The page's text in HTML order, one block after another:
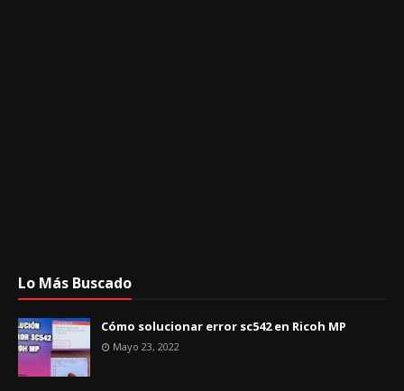
Lo Más Buscado
Cómo solucionar error sc542 en Ricoh MP
Mayo 23, 2022